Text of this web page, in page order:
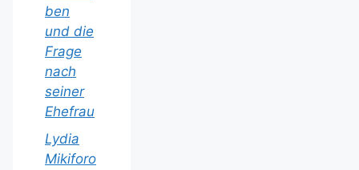
ben
und die
Frage
nach
seiner
Ehefrau
Lydia
Mikiforo